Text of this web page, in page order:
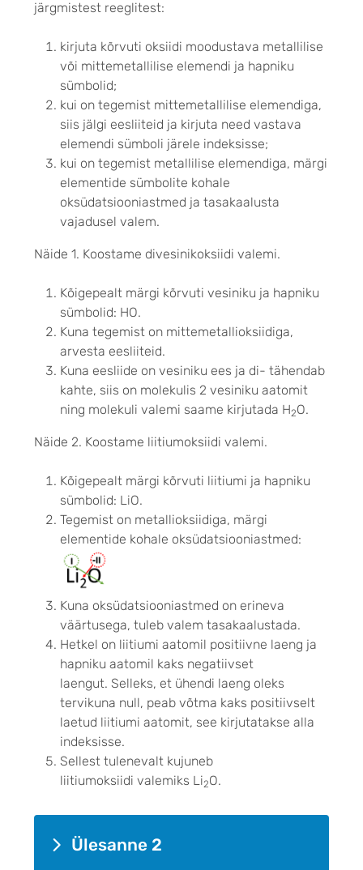
järgmistest reeglitest:
kirjuta kõrvuti oksiidi moodustava metallilise
või mittemetallilise elemendi ja hapniku
sümbolid;
kui on tegemist mittemetallilise elemendiga,
siis jälgi eesliiteid ja kirjuta need vastava
elemendi sümboli järele indeksisse;
kui on tegemist metallilise elemendiga, märgi
elementide sümbolite kohale
oksüdatsiooniastmed ja tasakaalusta
vajadusel valem.
Näide 1. Koostame divesinikoksiidi valemi.
Kõigepealt märgi kõrvuti vesiniku ja hapniku
sümbolid: HO.
Kuna tegemist on mittemetallioksiidiga,
arvesta eesliiteid.
Kuna eesliide on vesiniku ees ja di- tähendab
kahte, siis on molekulis 2 vesiniku aatomit
ning molekuli valemi saame kirjutada H2O.
Näide 2. Koostame liitiumoksiidi valemi.
Kõigepealt märgi kõrvuti liitiumi ja hapniku
sümbolid: LiO.
Tegemist on metallioksiidiga, märgi
elementide kohale oksüdatsiooniastmed:
Kuna oksüdatsiooniastmed on erineva
väärtusega, tuleb valem tasakaalustada.
Hetkel on liitiumi aatomil positiivne laeng ja
hapniku aatomil kaks negatiivset
laengut. Selleks, et ühendi laeng oleks
tervikuna null, peab võtma kaks positiivselt
laetud liitiumi aatomit, see kirjutatakse alla
indeksisse.
Sellest tulenevalt kujuneb
liitiumoksiidi valemiks Li2O.
Ülesanne 2